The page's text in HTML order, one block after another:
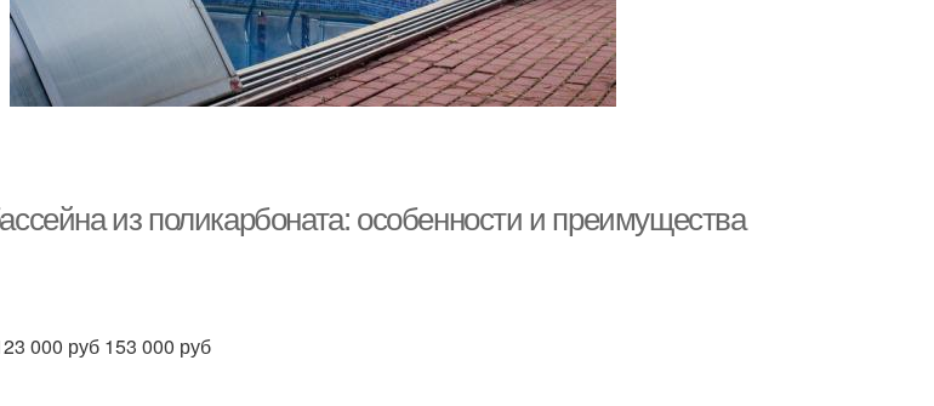
из поликарбоната: особенности и преимущества
000 руб 153 000 руб